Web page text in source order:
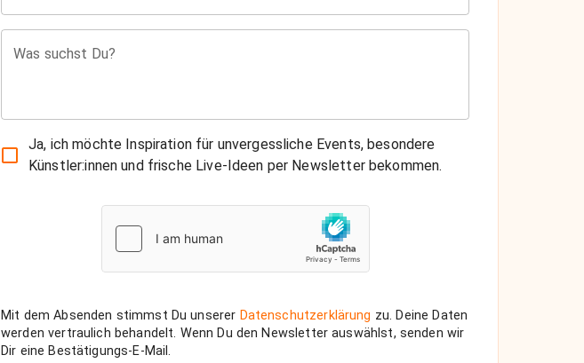
Was suchst Du?
Ja, ich möchte Inspiration für unvergessliche Events, besondere
Künstler:innen und frische Live-Ideen per Newsletter bekommen.
Mit dem Absenden stimmst Du unserer Datenschutzerklärung zu. Deine Daten
werden vertraulich behandelt. Wenn Du den Newsletter auswählst, senden wir
Dir eine Bestätigungs-E-Mail.